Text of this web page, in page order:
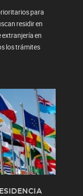
para
residir en
en
los trámites